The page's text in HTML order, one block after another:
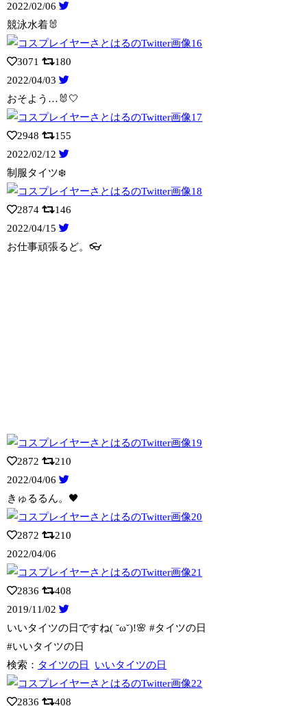
2022/02/06
競泳水着🐰
3071
180
2022/04/03
おそよう…🐰🤍
2948
155
2022/02/12
制服タイツ❄️
2874
146
2022/04/15
お仕事頑張るど。👓
2872
210
2022/04/06
きゅるるん。🖤
2872
210
2022/04/06
2836
408
2019/11/02
いいタイツの日ですね( ˘ω˘)!🌸 #タイツの日
#いいタイツの日
検索： タイツの日 いいタイツの日
2836
408